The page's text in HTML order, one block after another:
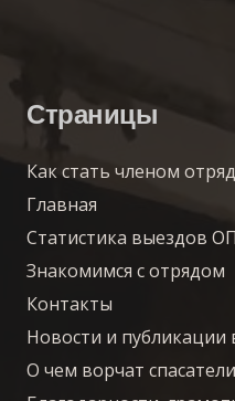
Страницы
Как стать членом
Главная
Статистика выездов
Знакомимся с отрядом
Контакты
Новости и
О чем ворчат спасатели